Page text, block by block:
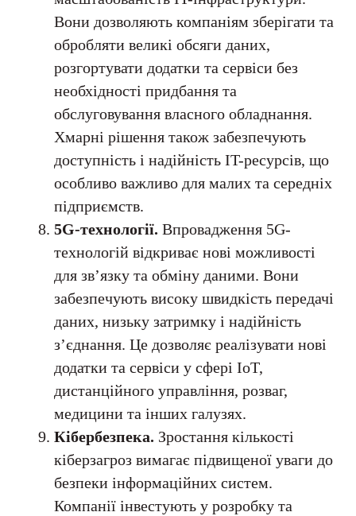
Вони дозволяють компаніям зберігати та
обробляти великі обсяги даних,
розгортувати додатки та сервіси без
необхідності придбання та
обслуговування власного обладнання.
Хмарні рішення також забезпечують
доступність і надійність IT-ресурсів, що
особливо важливо для малих та середніх
підприємств.
5G-технології. Впровадження 5G-
технологій відкриває нові можливості
для зв’язку та обміну даними. Вони
забезпечують високу швидкість передачі
даних, низьку затримку і надійність
з’єднання. Це дозволяє реалізувати нові
додатки та сервіси у сфері IoT,
дистанційного управління, розваг,
медицини та інших галузях.
Кібербезпека. Зростання кількості
кіберзагроз вимагає підвищеної уваги до
безпеки інформаційних систем.
Компанії інвестують у розробку та